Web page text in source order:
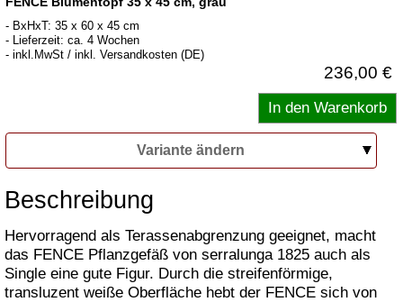
- BxHxT: 35 x 60 x 45 cm
- Lieferzeit: ca. 4 Wochen
- inkl.MwSt / inkl. Versandkosten (DE)
236,00 €
Variante ändern
Beschreibung
Hervorragend als Terassenabgrenzung geeignet, macht
das FENCE Pflanzgefäß von serralunga 1825 auch als
Single eine gute Figur. Durch die streifenförmige,
transluzent weiße Oberfläche hebt der FENCE sich von